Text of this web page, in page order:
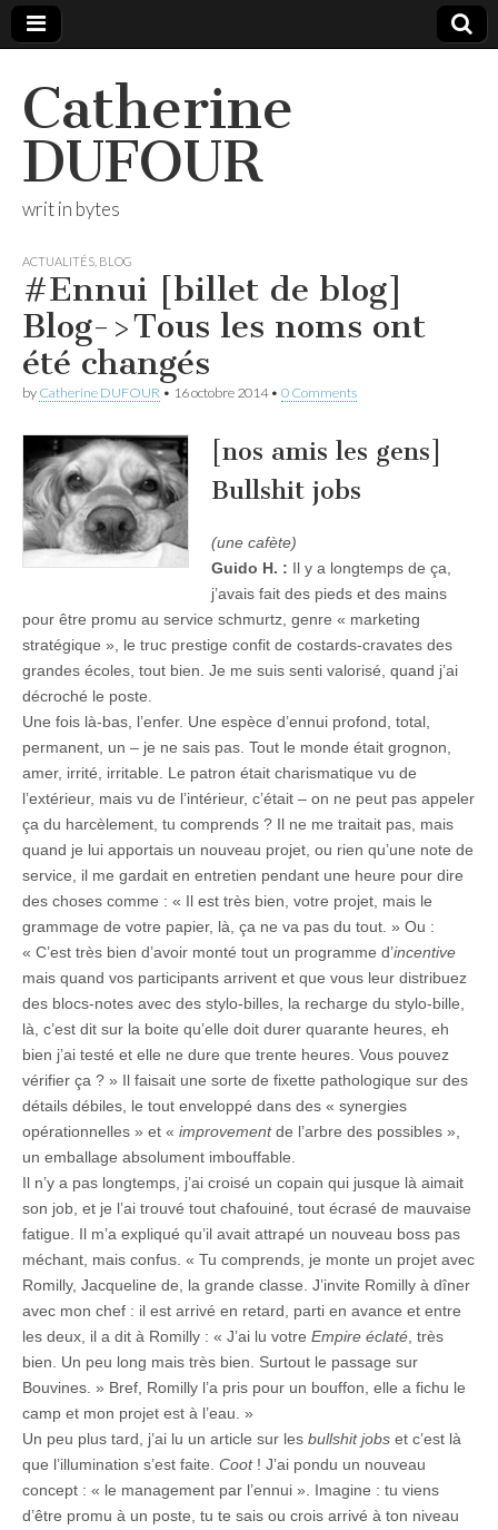
Catherine
DUFOUR
writ in bytes
ACTUALITÉS BLOG
#Ennui [billet de blog]
Blog->Tous les noms ont
été changés
by Catherine DUFOUR • 16 octobre 2014• 0 Comments
[nos amis les gens]
Bullshit jobs
(une cafète)
Guido H. : Il y a longtemps de ça,
j’avais fait des pieds et des mains
pour être promu au service schmurtz, genre « marketing
stratégique », le truc prestige confit de costards-cravates des
grandes écoles, tout bien. Je me suis senti valorisé, quand j’ai
décroché le poste.
Une fois là-bas, l’enfer. Une espèce d’ennui profond, total,
permanent, un – je ne sais pas. Tout le monde était grognon,
amer, irrité, irritable. Le patron était charismatique vu de
l’extérieur, mais vu de l’intérieur, c’était – on ne peut pas appeler
ça du harcèlement, tu comprends ? Il ne me traitait pas, mais
quand je lui apportais un nouveau projet, ou rien qu’une note de
service, il me gardait en entretien pendant une heure pour dire
des choses comme : « Il est très bien, votre projet, mais le
grammage de votre papier, là, ça ne va pas du tout. » Ou :
« C’est très bien d’avoir monté tout un programme d’incentive
mais quand vos participants arrivent et que vous leur distribuez
des blocs-notes avec des stylo-billes, la recharge du stylo-bille,
là, c’est dit sur la boite qu’elle doit durer quarante heures, eh
bien j’ai testé et elle ne dure que trente heures. Vous pouvez
vérifier ça ? » Il faisait une sorte de fixette pathologique sur des
détails débiles, le tout enveloppé dans des « synergies
opérationnelles » et « improvementde l’arbre des possibles »,
un emballage absolument imbouffable.
Il n’y a pas longtemps, j’ai croisé un copain qui jusque là aimait
son job, et je l’ai trouvé tout chafouiné, tout écrasé de mauvaise
fatigue. Il m’a expliqué qu’il avait attrapé un nouveau boss pas
méchant, mais confus. « Tu comprends, je monte un projet avec
Romilly, Jacqueline de, la grande classe. J’invite Romilly à dîner
avec mon chef : il est arrivé en retard, parti en avance et entre
les deux, il a dit à Romilly : « J’ai lu votre Empire éclaté , très
bien. Un peu long mais très bien. Surtout le passage sur
Bouvines. » Bref, Romilly l’a pris pour un bouffon, elle a fichu le
camp et mon projet est à l’eau. »
Un peu plus tard, j’ai lu un article sur les bullshit jobs et c’est là
que l’illumination s’est faite. Coot ! J’ai pondu un nouveau
concept : « le management par l’ennui ». Imagine : tu viens
d’être promu à un poste, tu te sais ou crois arrivé à ton niveau